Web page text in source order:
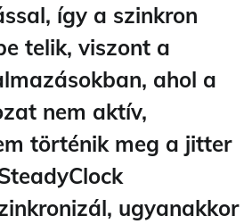
így a szinkron
telik, viszont a
ahol a
nem aktív,
történik meg a jitter
ugyanakkor